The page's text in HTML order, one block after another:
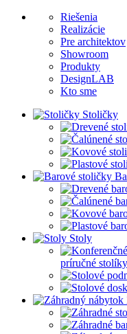
Riešenia
Realizácie
Pre architektov
Showroom
Produkty
DesignLAB
Kto sme
Stoličky
Stoly
príručné stolíky